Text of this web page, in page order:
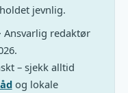
jevnlig.
Ansvarlig redaktør
– sjekk alltid
og lokale